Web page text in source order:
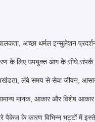
अच्छा थर्मल इन्सुलेशन
के लिए उपयुक्त आग के सीधे संपर्क
लंबे समय से सेवा जीवन,
मानक, आकार और विशेष
पैकेज के कारण विभिन्न भट्टों में